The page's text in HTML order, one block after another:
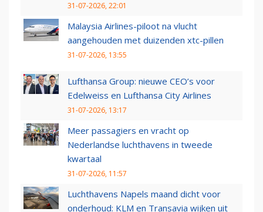
31-07-2026, 22:01
Malaysia Airlines-piloot na vlucht
aangehouden met duizenden xtc-pillen
31-07-2026, 13:55
Lufthansa Group: nieuwe CEO’s voor
Edelweiss en Lufthansa City Airlines
31-07-2026, 13:17
Meer passagiers en vracht op
Nederlandse luchthavens in tweede
kwartaal
31-07-2026, 11:57
Luchthavens Napels maand dicht voor
onderhoud: KLM en Transavia wijken uit